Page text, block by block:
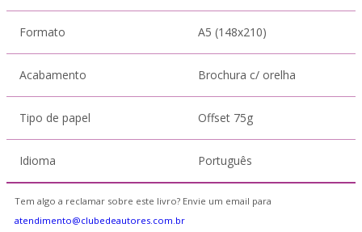
Formato A5 (148x210)
Acabamento Brochura c/ orelha
Tipo de papel Offset 75g
Idioma Português
Tem algo a reclamar sobre este livro? Envie um email para
atendimento@clubedeautores.com.br